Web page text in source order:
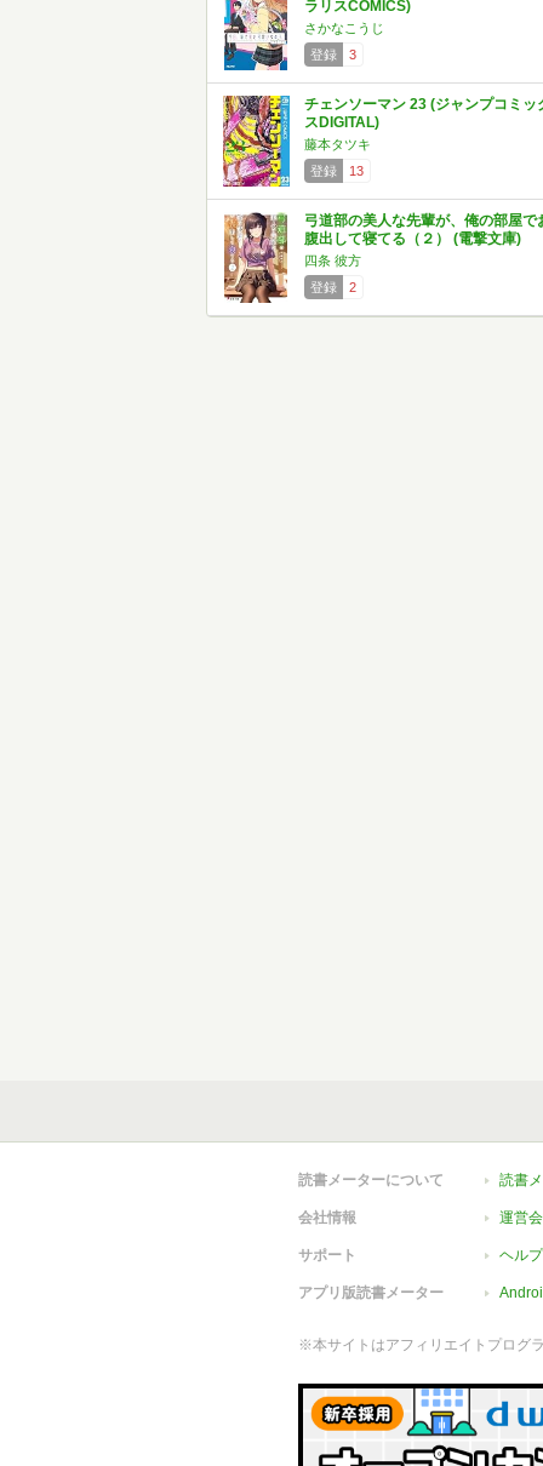
ラリスCOMICS)
さかなこうじ
登録
3
チェンソーマン 23 (ジャンプコミッ
スDIGITAL)
藤本タツキ
登録
13
弓道部の美人な先輩が、俺の部屋で
腹出して寝てる（２） (電撃文庫)
四条 彼方
登録
2
読書メーターについて 読書
会社情報 運営
サポート ヘルプ
アプリ版読書メーター
※本サイトはアフィリエイトプログ